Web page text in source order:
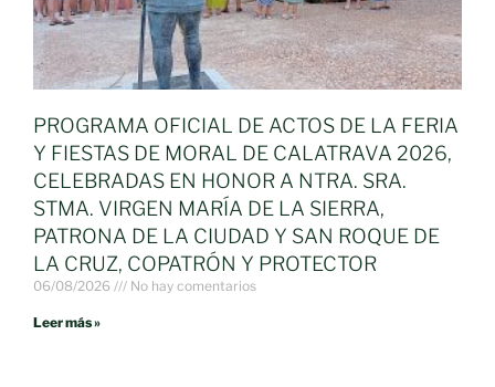
PROGRAMA OFICIAL DE ACTOS DE LA FERIA
Y FIESTAS DE MORAL DE CALATRAVA 2026,
CELEBRADAS EN HONOR A NTRA. SRA.
STMA. VIRGEN MARÍA DE LA SIERRA,
PATRONA DE LA CIUDAD Y SAN ROQUE DE
LA CRUZ, COPATRÓN Y PROTECTOR
06/08/2026 No hay comentarios
Leer más »